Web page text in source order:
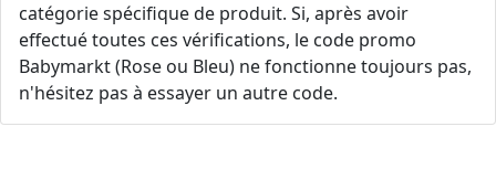
catégorie spécifique de produit. Si, après avoir
effectué toutes ces vérifications, le code promo
Babymarkt (Rose ou Bleu) ne fonctionne toujours pas,
n'hésitez pas à essayer un autre code.